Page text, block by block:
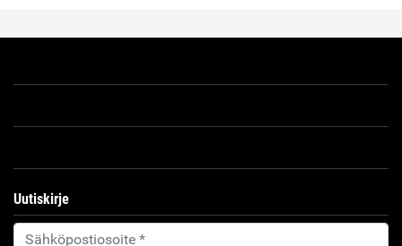
Uutiskirje